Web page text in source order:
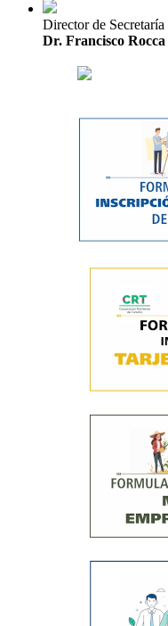
Director de Secretaría
Dr. Francisco Rocca